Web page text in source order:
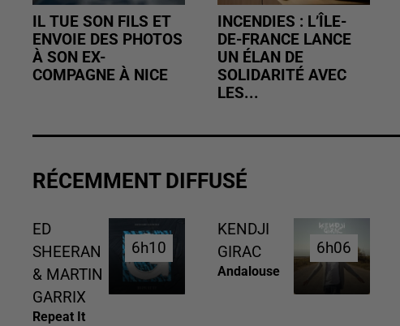
IL TUE SON FILS ET
ENVOIE DES PHOTOS
À SON EX-
COMPAGNE À NICE
INCENDIES : L’ÎLE-
DE-FRANCE LANCE
UN ÉLAN DE
SOLIDARITÉ AVEC
LES...
RÉCEMMENT DIFFUSÉ
ED
SHEERAN
& MARTIN
GARRIX
Repeat It
6h10
6h10
KENDJI
GIRAC
Andalouse
6h06
6h06